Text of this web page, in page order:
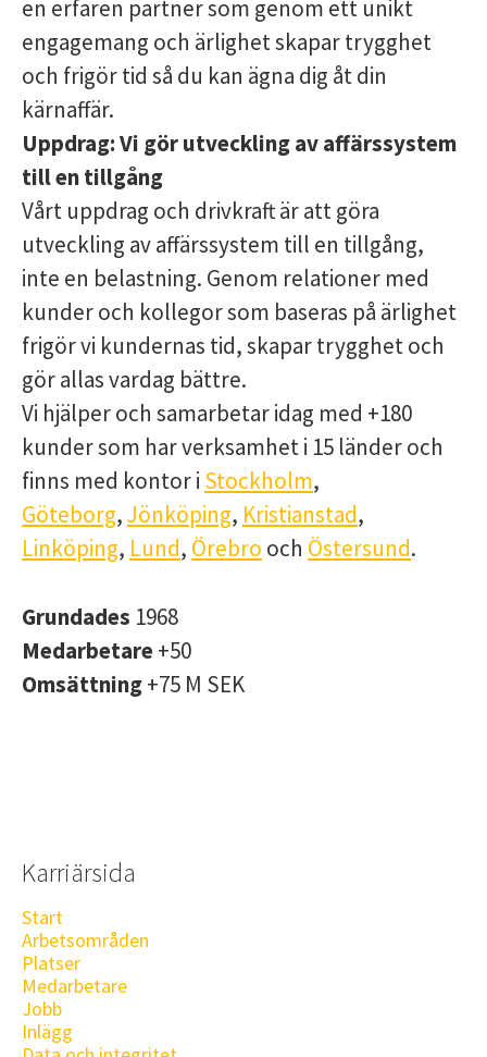
en erfaren partner som genom ett unikt
engagemang och ärlighet skapar trygghet
och frigör tid så du kan ägna dig åt din
kärnaffär.
Uppdrag:Vi gör utveckling av affärssystem
till en tillgång
Vårt uppdrag och drivkraft är att göra
utveckling av affärssystem till en tillgång,
inte en belastning. Genom relationer med
kunder och kollegor som baseras på ärlighet
frigör vi kundernas tid, skapar trygghet och
gör allas vardag bättre.
Vi hjälper och samarbetar idag med +180
kunder som har verksamhet i 15 länder och
finns med kontor i Stockholm,
Göteborg,Jönköping, Kristianstad,
Linköping, Lund, Örebro och Östersund.
Grundades 1968
Medarbetare+50
Omsättning+75 M SEK
Karriärsida
Start
Arbetsområden
Platser
Medarbetare
Jobb
Inlägg